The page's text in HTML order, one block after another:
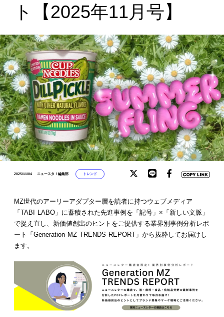
ト【2025年11月号】
2025/11/04 ニュースタ！編集部 トレンド
MZ世代のアーリーアダプター層を読者に持つウェブメディア
「TABI LABO」に蓄積された先進事例を「記号」×「新しい文脈」
で捉え直し、新価値創出のヒントをご提供する業界別事例分析レポ
ート「Generation MZ TRENDS REPORT」から抜粋してお届けし
ます。